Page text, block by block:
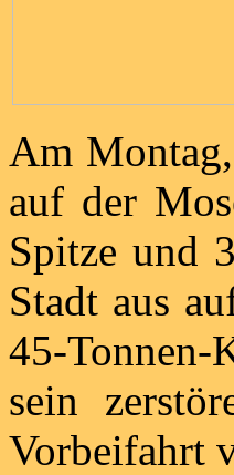
Am
auf der
Spitze und
Stadt aus
45-Tonnen-
sein
Vorbeifahrt